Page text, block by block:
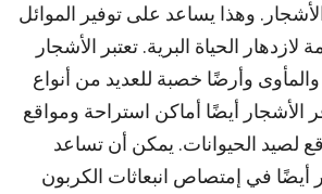
وهذا يساعد على توفير الموائل
لازدهار الحياة البرية. تعتبر الأشجار
وأرضًا خصبة للعديد من أنواع
الأشجار أيضًا أماكن استراحة ومواقع
لصيد الحيوانات. يمكن أن تساعد
أيضًا في إمتصاص انبعاثات الكربون